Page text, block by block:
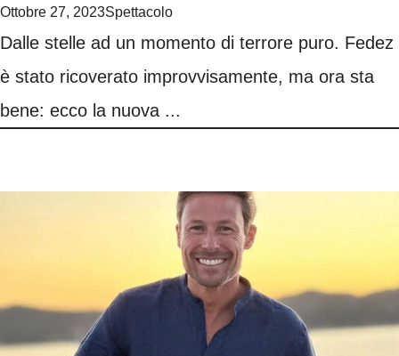
Ottobre 27, 2023Spettacolo
Dalle stelle ad un momento di terrore puro. Fedez
è stato ricoverato improvvisamente, ma ora sta
bene: ecco la nuova ...